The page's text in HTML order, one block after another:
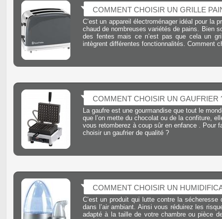
COMMENT CHOISIR UN GRILLE
C’est un appareil électroménager idéal pour la
chaud de nombreuses variétés de pains. Bien
des fentes mais ce n’est pas que cela un
intègrent différentes fonctionnalités. Comment
COMMENT CHOISIR UN GAUFRIER
La gaufre est une gourmandise que tout le
que l’on mette du chocolat ou de la confiture,
vous retomberez à coup sûr en enfance . Pour
choisir un gaufrier de qualité ?
COMMENT CHOISIR UN
C’est un produit qui lutte contre la sécheresse
dans l’air ambiant. Ainsi vous réduirez les
adapté à la taille de votre chambre ou pièce